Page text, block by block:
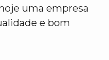
uma empresa
e bom